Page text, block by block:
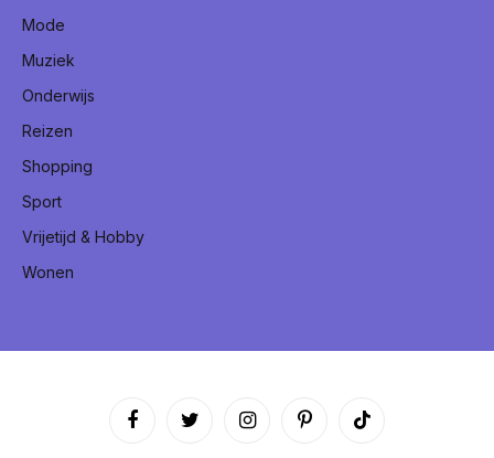
Mode
Muziek
Onderwijs
Reizen
Shopping
Sport
Vrijetijd & Hobby
Wonen
FacebookTwitter InstagramPinterestTikTok